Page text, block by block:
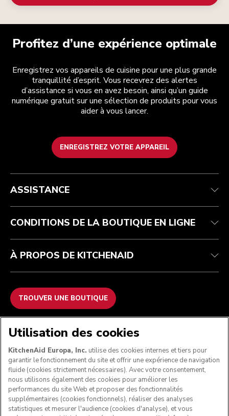
Profitez d’une expérience optimale
Enregistrez vos appareils de cuisine pour une plus grande
tranquillité d’esprit. Vous recevrez des alertes
d’assistance si vous en avez besoin, ainsi qu’un guide
numérique gratuit sur une sélection de produits pour vous
aider à vous lancer.
ENREGISTREZ VOTRE APPAREIL
Health Check
Suivez votre commande
Garantie et documents
Recupel
Conditions générales de vente
Retours et remboursements
Imprint
ODR
La marque
Trouver une boutique
ASSISTANCE
CONDITIONS DE LA BOUTIQUE EN LIGNE
À PROPOS DE KITCHENAID
TROUVER UNE BOUTIQUE
NOUS ACCEPTONS
SUIVEZ-NOUS
Utilisation des cookies
KitchenAid Europa, Inc. utilise des cookies internes et tiers pour
garantir le fonctionnement du site et offrir une expérience de navigation
fluide (cookies strictement nécessaires). Avec votre consentement,
nous utilisons également des cookies pour améliorer les
performances du site Web et proposer des fonctionnalités
supplémentaires (cookies fonctionnels), réaliser des analyses
statistiques et mesurer l'audience (cookies d'analyse), et vous